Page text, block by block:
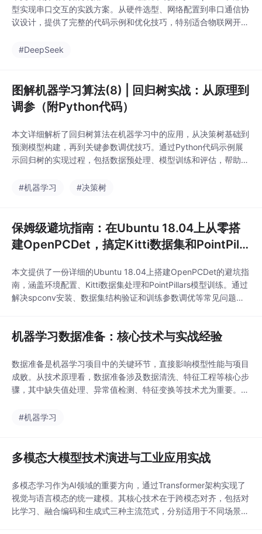
型实现串口交互的实践方案。从硬件选型、网络配置到串口通信协
议设计，提供了完整的代码示例和优化技巧，特别适合物联网开发
文保持等关键技术难点。
#DeepSeek
图解机器学习算法(8) | 回归树实战：从原理到
调参（附Python代码）
本文详细解析了回归树算法在机器学习中的应用，从决策树基础到
预测模型构建，再到关键参数调优技巧。通过Python代码示例展
示回归树的实现过程，包括数据预处理、模型训练和评估，帮助读
房价预测等实际问题中的实战价值。
#机器学习 #决策树
保姆级避坑指南：在Ubuntu 18.04上从零搭
建OpenPCDet，搞定Kitti数据集和PointPilla
本文提供了一份详细的Ubuntu 18.04上搭建OpenPCDet的避坑指
南，涵盖环境配置、Kitti数据集处理和PointPillars模型训练。通过
解决spconv安装、数据集结构验证和训练参数调优等常见问题，
机器学习数据准备：核心技术与实战经验
数据准备是机器学习项目中的关键环节，直接影响模型性能与项目
成败。从技术原理看，数据准备涉及数据清洗、特征工程等核心步
骤，其中缺失值处理、异常值检测、特征变换等技术尤为重要。良
在金融风控、医疗诊断等实际场景中，合理的数据准备方案可使模
#机器学习
多模态大模型技术演进与工业应用实战
多模态学习作为AI领域的重要方向，通过Transformer架构实现了
视觉与语言模态的统一建模。其核心技术在于跨模态对齐，包括对
比学习、融合编码和生成式三种主流范式，分别适用于不同场景需